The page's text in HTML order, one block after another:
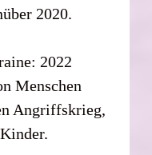
2020.
2022
Menschen
Angriffskrieg,